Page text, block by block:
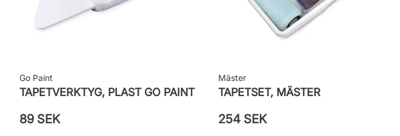
Go Paint
TAPETVERKTYG, PLAST GO PAINT
89 SEK
Mäster
TAPETSET, MÄSTER
254 SEK